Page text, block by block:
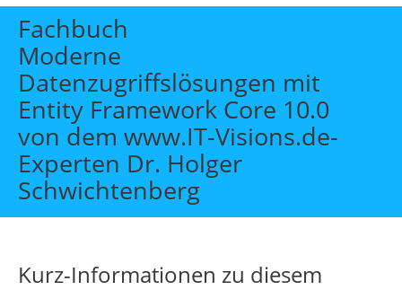
Start
Themen
Beratung
Individuelle Schulungen
Offene Seminare
Wissen
Über uns
Fachbuch
Moderne
Datenzugriffslösungen mit
Entity Framework Core 10.0
von dem www.IT-Visions.de-
Experten Dr. Holger
Schwichtenberg
Kurz-Informationen zu diesem